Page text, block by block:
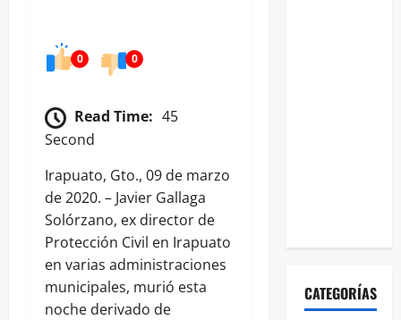
0 0
Read Time: 45
Second
Irapuato, Gto., 09 de marzo
de 2020. – Javier Gallaga
Solórzano, ex director de
Protección Civil en Irapuato
en varias administraciones
municipales, murió esta
noche derivado de
CATEGORÍAS